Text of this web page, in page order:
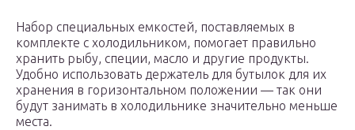
Набор специальных емкостей, поставляемых в
комплекте с холодильником, помогает правильно
хранить рыбу, специи, масло и другие продукты.
Удобно использовать держатель для бутылок для их
хранения в горизонтальном положении — так они
будут занимать в холодильнике значительно меньше
места.